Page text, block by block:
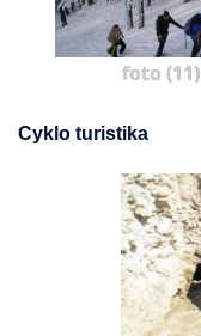
foto (11)
Cyklo turistika